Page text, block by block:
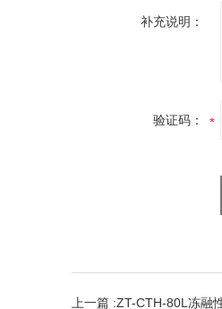
补充说明：
验证码：
上一篇 :ZT-CTH-80L冻融